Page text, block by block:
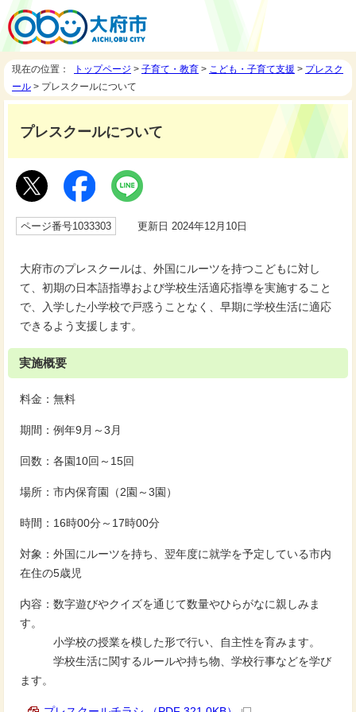
現在の位置： トップページ > 子育て・教育 > こども・子育て支援 > プレスク
ール > プレスクールについて
プレスクールについて
ページ番号1033303 更新日 2024年12月10日
大府市のプレスクールは、外国にルーツを持つこどもに対し
て、初期の日本語指導および学校生活適応指導を実施すること
で、入学した小学校で戸惑うことなく、早期に学校生活に適応
できるよう支援します。
実施概要
料金：無料
期間：例年9月～3月
回数：各園10回～15回
場所：市内保育園（2園～3園）
時間：16時00分～17時00分
対象：外国にルーツを持ち、翌年度に就学を予定している市内
在住の5歳児
内容：数字遊びやクイズを通じて数量やひらがなに親しみま
す。
小学校の授業を模した形で行い、自主性を育みます。
学校生活に関するルールや持ち物、学校行事などを学び
ます。